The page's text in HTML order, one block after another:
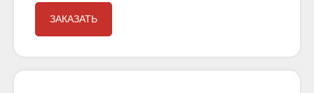
ЗАКАЗАТЬ